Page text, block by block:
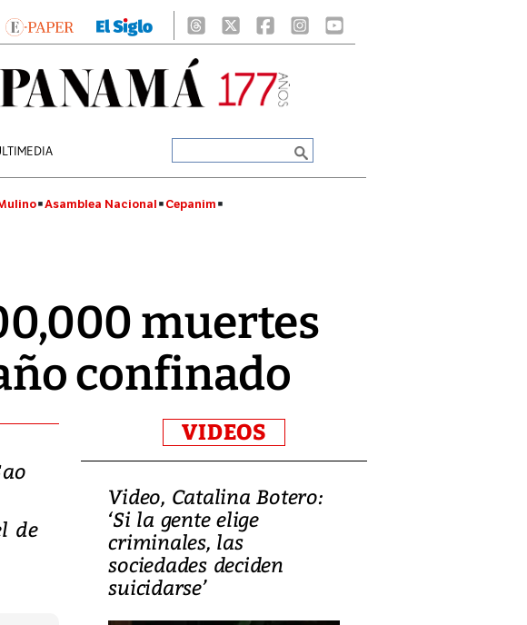
Asamblea Nacional Cepanim
muertes
confinado
de
VIDEOS
Video, Catalina Botero:
‘Si la gente elige
criminales, las
sociedades deciden
suicidarse’